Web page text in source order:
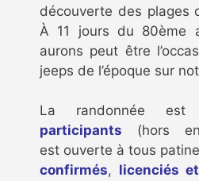
découverte des plages
À 11 jours du 80ème
aurons peut être
jeeps de l’époque sur
La randonnée est
participants (hors
est ouverte à tous
confirmés, licenciés